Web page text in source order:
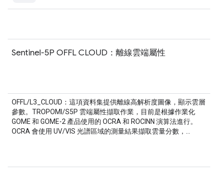
Sentinel-5P OFFL CLOUD：離線雲端屬性
OFFL/L3_CLOUD：這項資料集提供離線高解析度圖像，顯示雲層
參數。TROPOMI/S5P 雲端屬性擷取作業，目前是根據作業化
GOME 和 GOME-2 產品使用的 OCRA 和 ROCINN 演算法進行。
OCRA 會使用 UV/VIS 光譜區域的測量結果擷取雲量分數，…